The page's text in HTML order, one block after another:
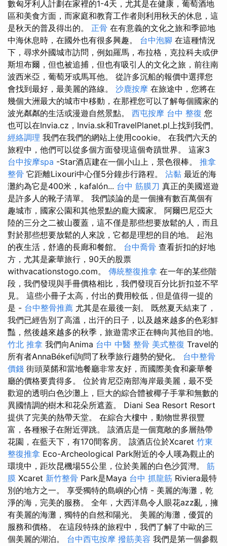
數匈牙利人計劃在家裡的1-4天，尤其是在健康，葡萄酒地
區和美食方面，而家庭和教育工作者則利用秋天的休息，這
是秋天的普及得出的。 正骨 在有意義的文化之旅和季節地
中海休息時，在國外也有很多興趣。 台中泡腳 在這種情況
下，尋求外國城市訪問，例如羅馬，布拉格，克拉科夫或伊
斯坦布爾，但也被追捕，但也有吸引人的文化之旅，前往南
波西米亞，葡萄牙或馬耳他。 從許多沉船的報價中選擇您
會找到最好，最美麗的路線。 沙鹿按摩 在旅途中，您將在
幾個大洲最大的城市中移動，在那裡您可以了解每個國家的
波光粼粼的生活或漫遊自然景點。 西屯按摩 台中 整復 您
也可以在Invia.cz，Invia.sk和TravelPlanet.pl上找到我們。
經絡調理 我們在我們的網站上使用cookie。 在我們六天的
旅程中，他們可以從多個方面發現這個奇蹟世界。 這家3
台中按摩spa -Star酒店建在一個小山上，景色很棒。 推拿
整骨 它距離Lixouri中心僅5分鐘步行路程。 沾黏 最近的海
灘約為它是400米，kafalón... 台中 筋膜刀 真正的美國巡遊
是許多人的靴子清單。 我們談論的是一個擁有數百萬個有
趣城市，國家公園和其他景點的龐大國家。 阿爾巴尼亞大
陸的三分之二被山覆蓋，這不僅是那些想要放鬆的人，而且
對於那些想要放鬆的人來說，它都是理想的目的地。 起泡
的夜生活，舒適的長廊和餐館。 台中喬骨 查看折扣的好地
方，尤其是豪華旅行，90天的股票
withvacationstogo.com。 傳統整復推拿 在一年的某些階
段，我們發現與手冊價格相比，我們發現百分比折扣並不罕
見。 這些小冊子太高，付出的費用較低，但是值得一提的
是 - 台中整骨推薦 尤其是在最後一刻。 既然夏天結束了，
我們已經告別了高溫，出汗的日子，以及越來越多的色彩鮮
豔，然後越來越多的秋季，旅遊需求正在轉向其他目的地。
竹北 推拿 我們向Anima 台中 中醫 整骨 美式整復 Travel的
所有者AnnaBékefi詢問了秋季旅行趨勢的變化。 台中整骨
價錢 街頭菜餚和當地餐廳非常友好，而國際美食和豪華餐
廳的價格要貴得多。 位於肯尼亞南部海岸最美麗，最不受
歡迎的透明白色沙灘上，巨大的綜合體被椰子手掌和無數的
異國情調的樹木和花朵所遮蓋。 Diani Sea Resort Resort
提供了完美的熱帶天堂。 在綜合大樓中，動物世界很豐
富，各種猴子在附近彈跳。 該酒店是一個寬敞的多層熱帶
花園，在藍天下，有170間客房。 該酒店位於Xcaret 竹東
整復推拿 Eco-Archeological Park附近的令人嘆為觀止的
環境中，距坎昆機場55公里，位於美麗的白色沙質灣。 筋
膜 Xcaret 新竹整骨 Park是Maya 台中 抓龍筋 Riviera最特
別的地方之一。 享受獨特的島嶼的心情 - 美麗的海灘，乾
淨的海，完美的服務。 全年，大西洋島令人眼花azz亂，擁
有美麗的海灘，獨特的自然和陽光。 美麗的海灘，優質的
服務和價格。 在這段特殊的旅程中，我們了解了中歐的三
個美麗的湖泊。 台中西屯按摩 撥筋美容 我們是第一個參觀